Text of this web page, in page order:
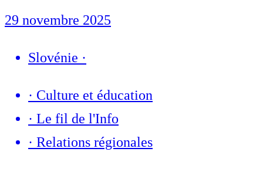
29 novembre 2025
Slovénie ·
· Culture et éducation
· Le fil de l'Info
· Relations régionales